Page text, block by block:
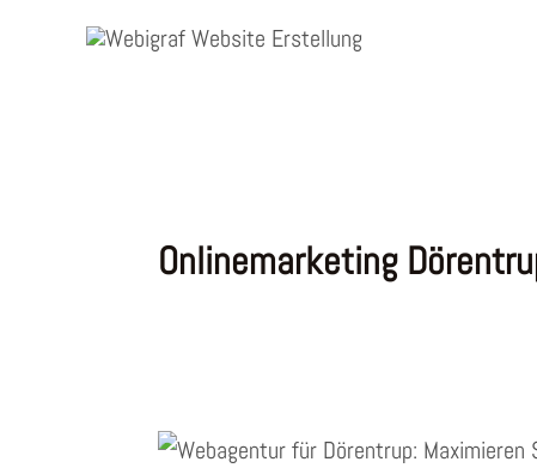
Onlinemarketing